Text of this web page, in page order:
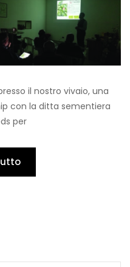
il nostro vivaio, una
con la ditta sementiera
per